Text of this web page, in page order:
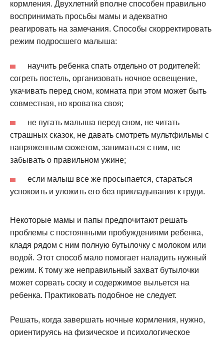
кормления. Двухлетний вполне способен правильно
воспринимать просьбы мамы и адекватно
реагировать на замечания. Способы скорректировать
режим подросшего малыша:
научить ребенка спать отдельно от родителей:
согреть постель, организовать ночное освещение,
укачивать перед сном, комната при этом может быть
совместная, но кроватка своя;
не пугать малыша перед сном, не читать
страшных сказок, не давать смотреть мультфильмы с
напряженным сюжетом, заниматься с ним, не
забывать о правильном ужине;
если малыш все же просыпается, стараться
успокоить и уложить его без прикладывания к груди.
Некоторые мамы и папы предпочитают решать
проблемы с постоянными пробуждениями ребенка,
кладя рядом с ним полную бутылочку с молоком или
водой. Этот способ мало помогает наладить нужный
режим. К тому же неправильный захват бутылочки
может сорвать соску и содержимое выльется на
ребенка. Практиковать подобное не следует.
Решать, когда завершать ночные кормления, нужно,
ориентируясь на физическое и психологическое